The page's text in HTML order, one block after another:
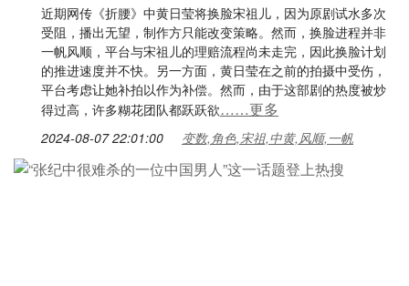
近期网传《折腰》中黄日莹将换脸宋祖儿，因为原剧试水多次
受阻，播出无望，制作方只能改变策略。然而，换脸进程并非
一帆风顺，平台与宋祖儿的理赔流程尚未走完，因此换脸计划
的推进速度并不快。另一方面，黄日莹在之前的拍摄中受伤，
平台考虑让她补拍以作为补偿。然而，由于这部剧的热度被炒
得过高，许多糊花团队都跃跃欲……更多
2024-08-07 22:01:00 变数,角色,宋祖,中黄,风顺,一帆